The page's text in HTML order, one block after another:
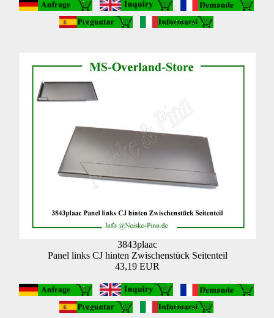
3843plaac
Panel links CJ hinten Zwischenstück Seitenteil
43,19 EUR